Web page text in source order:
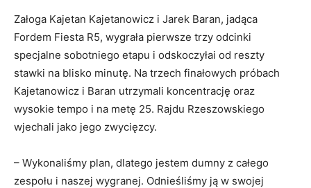
Załoga Kajetan Kajetanowicz i Jarek Baran, jadąca
Fordem Fiesta R5, wygrała pierwsze trzy odcinki
specjalne sobotniego etapu i odskoczyłai od reszty
stawki na blisko minutę. Na trzech finałowych próbach
Kajetanowicz i Baran utrzymali koncentrację oraz
wysokie tempo i na metę 25. Rajdu Rzeszowskiego
wjechali jako jego zwycięzcy.
– Wykonaliśmy plan, dlatego jestem dumny z całego
zespołu i naszej wygranej. Odnieśliśmy ją w swojej